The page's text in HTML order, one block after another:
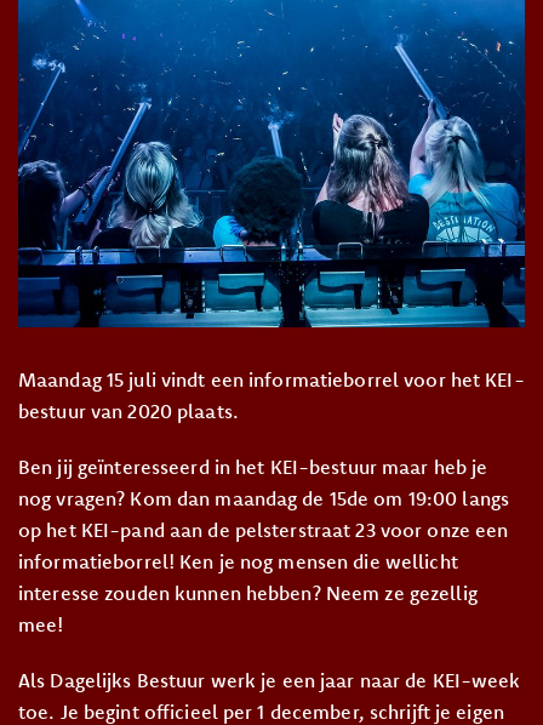
Maandag 15 juli vindt een informatieborrel voor het KEI-
bestuur van 2020 plaats.
Ben jij geïnteresseerd in het KEI-bestuur maar heb je
nog vragen? Kom dan maandag de 15de om 19:00 langs
op het KEI-pand aan de pelsterstraat 23 voor onze een
informatieborrel! Ken je nog mensen die wellicht
interesse zouden kunnen hebben? Neem ze gezellig
mee!
Als Dagelijks Bestuur werk je een jaar naar de KEI-week
toe. Je begint officieel per 1 december, schrijft je eigen